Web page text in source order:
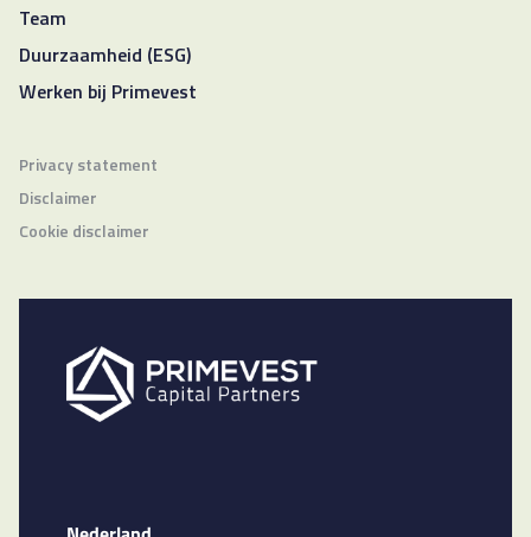
Team
Duurzaamheid (ESG)
Werken bij Primevest
Privacy statement
Disclaimer
Cookie disclaimer